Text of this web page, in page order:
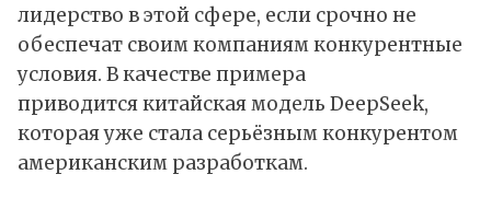
лидерство в этой сфере, если срочно не
обеспечат своим компаниям конкурентные
условия. В качестве примера
приводится китайская модель DeepSeek,
которая уже стала серьёзным конкурентом
американским разработкам.